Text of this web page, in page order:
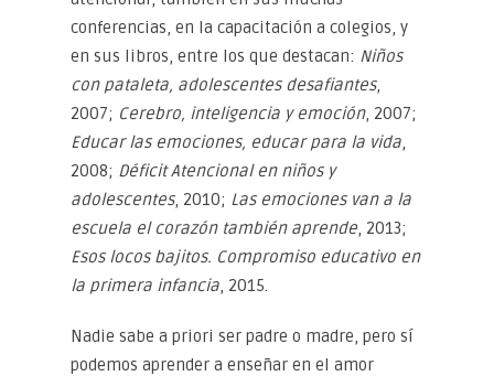
conferencias, en la capacitación a colegios, y
en sus libros, entre los que destacan: Niños
con pataleta, adolescentes desafiantes,
2007; Cerebro, inteligencia y emoción, 2007;
Educar las emociones, educar para la vida
2008; Déficit Atencional en niños y
adolescentes, 2010; Las emociones van a la
escuela el corazón también aprende , 2013;
Esos locos bajitos. Compromiso educativo en
la primera infancia , 2015.
Nadie sabe a priori ser padre o madre, pero sí
podemos aprender a enseñar en el amor